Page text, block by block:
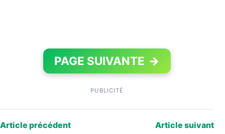
PAGE SUIVANTE →
PUBLICITÉ
Article précédent Article suivant